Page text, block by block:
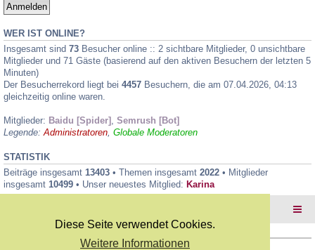
Diese Seite verwendet Cookies.
Weitere Informationen
WER IST ONLINE?
Insgesamt sind 73 Besucher online :: 2 sichtbare Mitglieder, 0 unsichtbare
Mitglieder und 71 Gäste (basierend auf den aktiven Besuchern der letzten 5
Minuten)
Der Besucherrekord liegt bei 4457 Besuchern, die am 07.04.2026, 04:13
gleichzeitig online waren.
Mitglieder: Baidu [Spider] , Semrush [Bot]
Legende:Administratoren, Globale Moderatoren
STATISTIK
Beiträge insgesamt 13403 • Themen insgesamt 2022 • Mitglieder
insgesamt 10499 • Unser neuestes Mitglied: Karina